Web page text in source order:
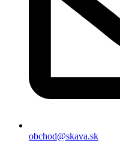
obchod@skava.sk